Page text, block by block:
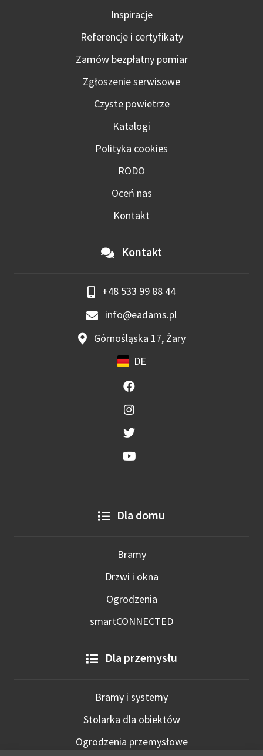
Inspiracje
Referencje i certyfikaty
Zamów bezpłatny pomiar
Zgłoszenie serwisowe
Czyste powietrze
Katalogi
Polityka cookies
RODO
Oceń nas
Kontakt
Kontakt
+48 533 99 88 44
info@eadams.pl
Górnośląska 17, Żary
DE
Dla domu
Bramy
Drzwi i okna
Ogrodzenia
smartCONNECTED
Dla przemysłu
Bramy i systemy
Stolarka dla obiektów
Ogrodzenia przemysłowe